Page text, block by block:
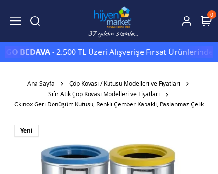
0
BEDAVA -2.500 TL Üzeri Alışverişe Fırsat Ürünlerinde
Ana Sayfa
Çöp Kovası / Kutusu Modelleri ve Fiyatları
Sıfır Atık Çöp Kovası Modelleri ve Fiyatları
Okinox Geri Dönüşüm Kutusu, Renkli Çember Kapaklı, Paslanmaz Çelik
Yeni